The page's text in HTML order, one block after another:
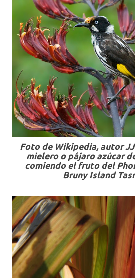
Foto de Wikipedia, autor
mielero o pájaro azúcar
comiendo el fruto del
Bruny Island